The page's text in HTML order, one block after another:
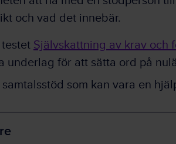
och vad det innebär.
Självskattning av krav och
underlag för att sätta ord på
som kan vara en